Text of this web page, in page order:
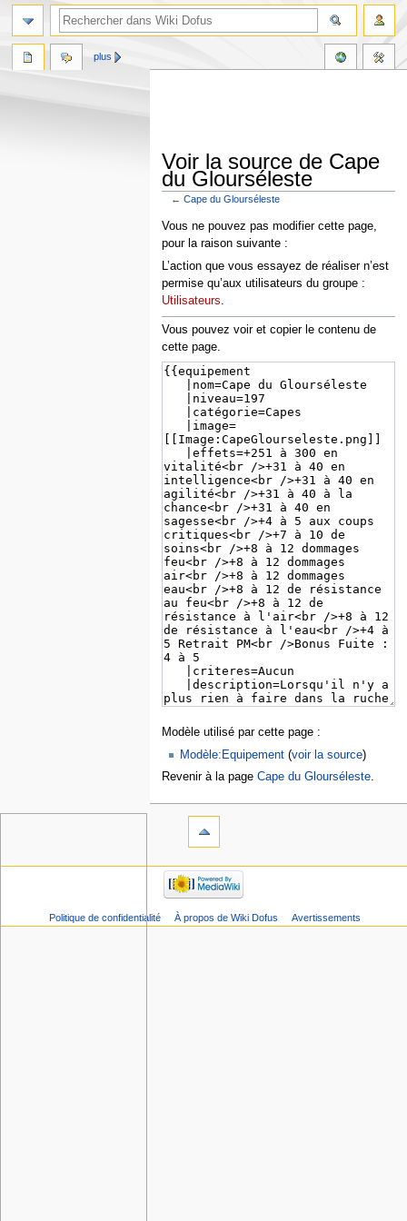
Voir la source de Cape
du Glourséleste
←Cape du Glourséleste
Aller
à
la
navigation
Aller
à
la
recherche
Vous ne pouvez pas modifier cette page,
pour la raison suivante :
L’action que vous essayez de réaliser n’est
permise qu’aux utilisateurs du groupe :
Utilisateurs.
Vous pouvez voir et copier le contenu de
cette page.
Modèle utilisé par cette page :
Modèle:Equipement (voir la source)
Revenir à la page Cape du Glourséleste.
plus
Politique de confidentialité À propos de Wiki Dofus Avertissements